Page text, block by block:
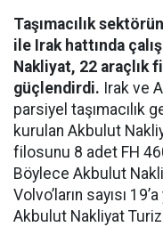
Taşımacılık
ile Irak hattında
Nakliyat, 22 araçlık
güçlendirdi. Irak ve
parsiyel taşımacılık
kurulan Akbulut
filosunu 8 adet FH
Böylece Akbulut
Volvo’ların sayısı
Akbulut Nakliyat